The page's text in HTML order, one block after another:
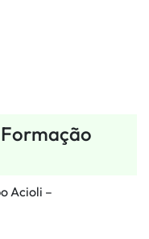
Formação
Acioli –